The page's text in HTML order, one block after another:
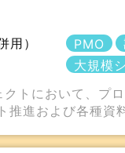
用） PMO
大規模
トにおいて、プ
進および各種資